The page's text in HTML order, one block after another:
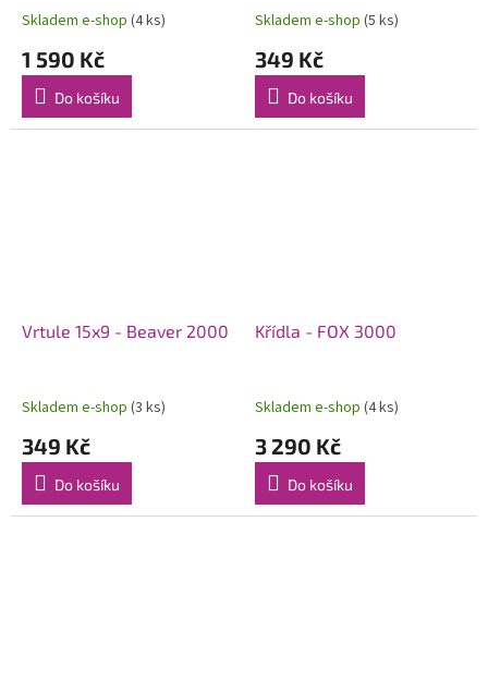
Skladem e-shop (4 ks)
1 590 Kč
Do košíku
Skladem e-shop (5 ks)
349 Kč
Do košíku
Vrtule 15x9 - Beaver 2000
Skladem e-shop (3 ks)
349 Kč
Do košíku
Křídla - FOX 3000
Skladem e-shop (4 ks)
3 290 Kč
Do košíku